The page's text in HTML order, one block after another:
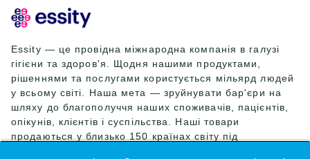
Essity — це провідна міжнародна компанія в галузі
гігієни та здоров'я. Щодня нашими продуктами,
рішеннями та послугами користується мільярд людей
у всьому світі. Наша мета — зруйнувати бар'єри на
шляху до благополуччя наших споживачів, пацієнтів,
опікунів, клієнтів і суспільства. Наші товари
продаються у близько 150 країнах світу під